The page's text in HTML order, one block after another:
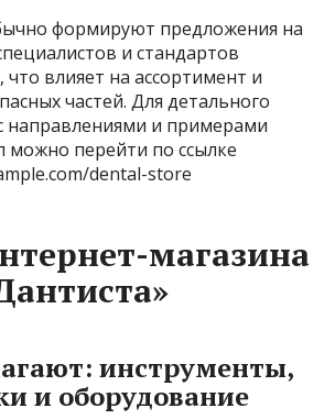
формируют предложения на
и стандартов
что влияет на ассортимент и
частей. Для детального
направлениями и примерами
можно перейти по ссылке
dental-store
магазина
инструменты,
и оборудование